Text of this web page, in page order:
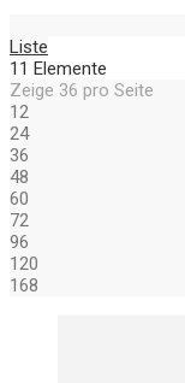
Liste
11 Elemente
Zeige 36 pro Seite
12
24
36
48
60
72
96
120
168